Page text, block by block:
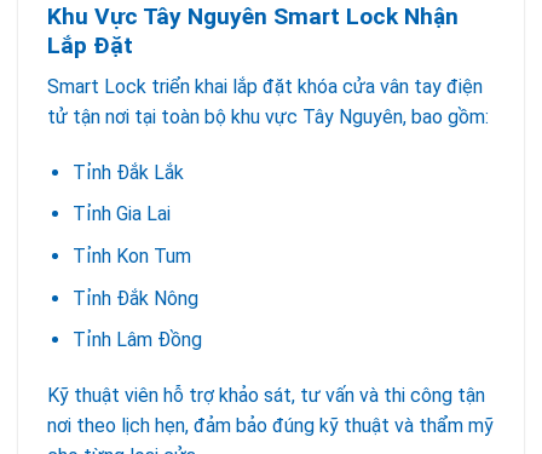
Khu Vực Tây Nguyên Smart Lock Nhận
Lắp Đặt
Smart Lock triển khai lắp đặt khóa cửa vân tay điện
tử tận nơi tại toàn bộ khu vực Tây Nguyên, bao gồm:
Tỉnh Đắk Lắk
Tỉnh Gia Lai
Tỉnh Kon Tum
Tỉnh Đắk Nông
Tỉnh Lâm Đồng
Kỹ thuật viên hỗ trợ khảo sát, tư vấn và thi công tận
nơi theo lịch hẹn, đảm bảo đúng kỹ thuật và thẩm mỹ